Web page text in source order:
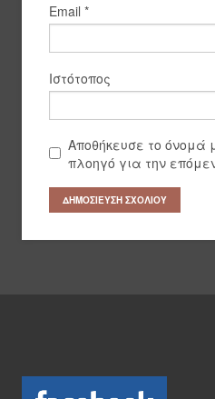
Email *
Ιστότοπος
Αποθήκευσε το όνομά
πλοηγό για την